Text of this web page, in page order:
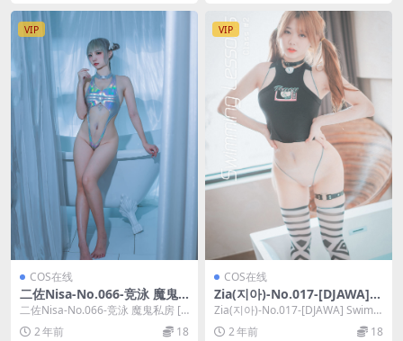
VIP
COS在线
二佐Nisa-No.066-竞泳 魔鬼
私房 [30P]
二佐Nisa-No.066-竞泳 魔鬼私房 [3
0P]，二佐Nisa在线作品导航...
2 年前 18
VIP
COS在线
Zia(지아)-No.017-[DJAWA] S
wimming Lessons #2 [76P]
Zia(지아)-No.017-[DJAWA] Swimm
ing Lessons ...
2 年前 18